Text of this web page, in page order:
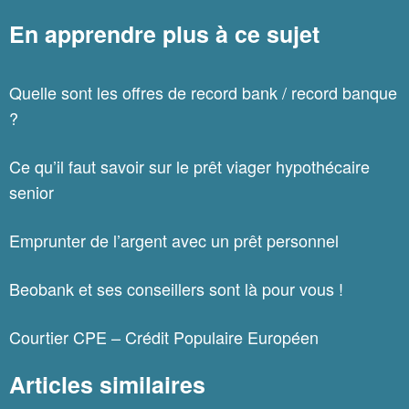
En apprendre plus à ce sujet
Quelle sont les offres de record bank / record banque
?
Ce qu’il faut savoir sur le prêt viager hypothécaire
senior
Emprunter de l’argent avec un prêt personnel
Beobank et ses conseillers sont là pour vous !
Courtier CPE – Crédit Populaire Européen
Articles similaires